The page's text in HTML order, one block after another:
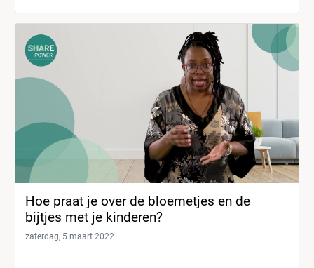
Hoe praat je over de bloemetjes en de
bijtjes met je kinderen?
zaterdag, 5 maart 2022